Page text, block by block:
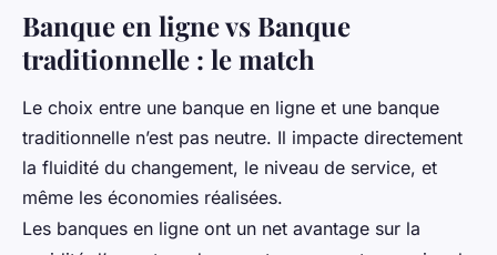
Banque en ligne vs Banque
traditionnelle : le match
Le choix entre une banque en ligne et une banque
traditionnelle n’est pas neutre. Il impacte directement
la fluidité du changement, le niveau de service, et
même les économies réalisées.
Les banques en ligne ont un net avantage sur la